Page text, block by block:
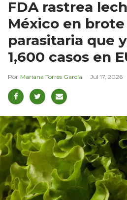
FDA rastrea
México en
parasitaria que
1,600 casos en
Mariana Torres García Jul 17, 2026